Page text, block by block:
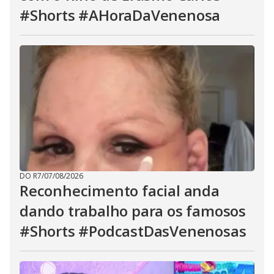
#Shorts #AHoraDaVenenosa
DO R7/07/08/2026
Reconhecimento facial anda
dando trabalho para os famosos
#Shorts #PodcastDasVenenosas